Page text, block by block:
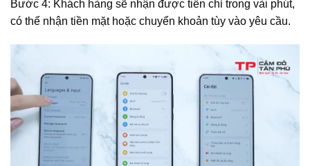
Bước 4: Khách hàng sẽ nhận được tiền chỉ trong vài phút,
có thể nhận tiền mặt hoặc chuyển khoản tùy vào yêu cầu.